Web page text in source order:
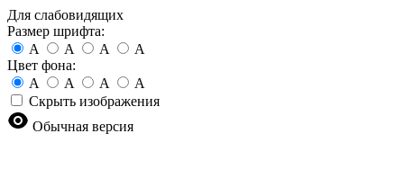
Для слабовидящих
Размер шрифта:
A
A A
A
Цвет фона:
A
A A
A
Скрыть изображения
Обычная версия